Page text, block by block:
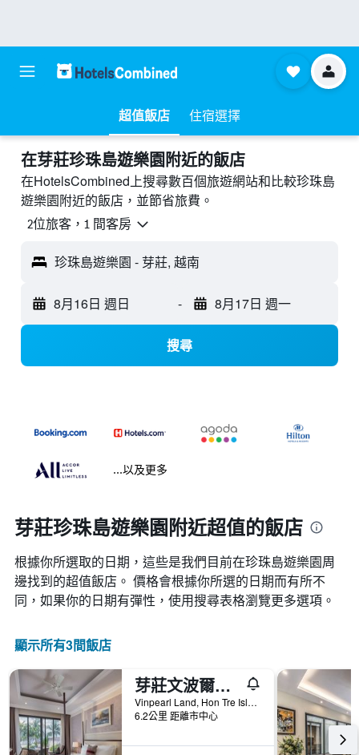
超值飯店 住宿選擇
​在芽莊珍珠島遊樂園附近​的飯店
在HotelsCombined上搜尋數百個旅遊網站和比較珍珠島
遊樂園附近的飯店，並節省旅費。
2位旅客，1 間客房
珍珠島遊樂園 - 芽莊, 越南
8月16日 週日 - 8月17日 週一
搜尋
...以及更多
芽莊珍珠島遊樂園附近超值的飯店
根據你所選取的日期，這些是我們目前在珍珠島遊樂園​周
邊找到的超值​飯店。 價格會根據你所選的日期而有所不
同，如果你的日期有彈性，使用搜尋表格瀏覽更多選項。
顯示所有3間飯店
芽莊文波爾渡假村 - 芽莊
Vinpearl Land, Hon Tre Island, 芽莊, 越南
6.2公里 距離市中心